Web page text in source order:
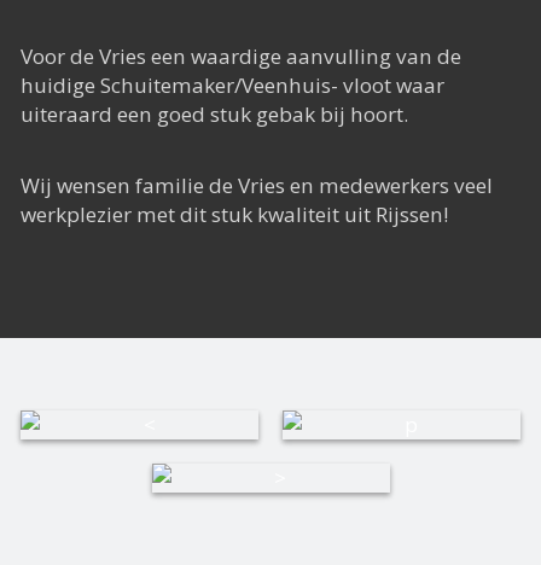
Voor de Vries een waardige aanvulling van de
huidige Schuitemaker/Veenhuis- vloot waar
uiteraard een goed stuk gebak bij hoort.
Wij wensen familie de Vries en medewerkers veel
werkplezier met dit stuk kwaliteit uit Rijssen!